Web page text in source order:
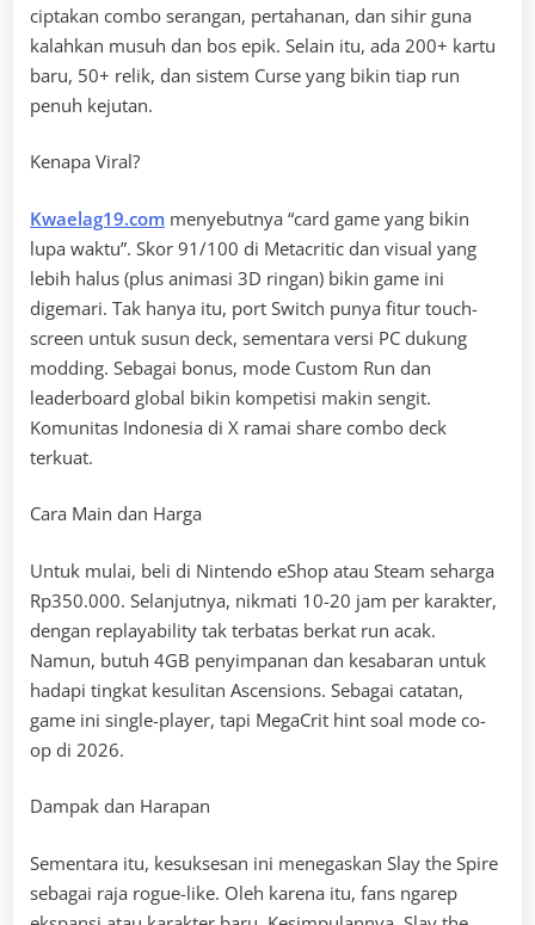
ciptakan combo serangan, pertahanan, dan sihir guna
kalahkan musuh dan bos epik. Selain itu, ada 200+ kartu
baru, 50+ relik, dan sistem Curse yang bikin tiap run
penuh kejutan.
Kenapa Viral?
Kwaelag19.com menyebutnya “card game yang bikin
lupa waktu”. Skor 91/100 di Metacritic dan visual yang
lebih halus (plus animasi 3D ringan) bikin game ini
digemari. Tak hanya itu, port Switch punya fitur touch-
screen untuk susun deck, sementara versi PC dukung
modding. Sebagai bonus, mode Custom Run dan
leaderboard global bikin kompetisi makin sengit.
Komunitas Indonesia di X ramai share combo deck
terkuat.
Cara Main dan Harga
Untuk mulai, beli di Nintendo eShop atau Steam seharga
Rp350.000. Selanjutnya, nikmati 10-20 jam per karakter,
dengan replayability tak terbatas berkat run acak.
Namun, butuh 4GB penyimpanan dan kesabaran untuk
hadapi tingkat kesulitan Ascensions. Sebagai catatan,
game ini single-player, tapi MegaCrit hint soal mode co-
op di 2026.
Dampak dan Harapan
Sementara itu, kesuksesan ini menegaskan Slay the Spire
sebagai raja rogue-like. Oleh karena itu, fans ngarep